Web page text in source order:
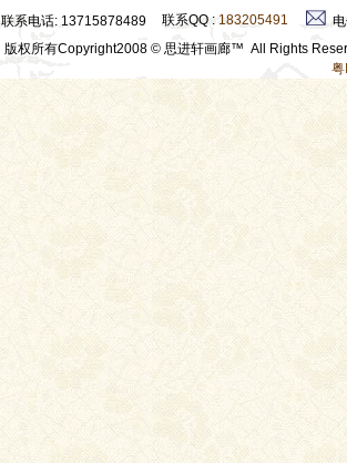
联系电话: 13715878489 联系QQ : 183205491
版权所有Copyright2008 © 思进轩画廊™ All Rights